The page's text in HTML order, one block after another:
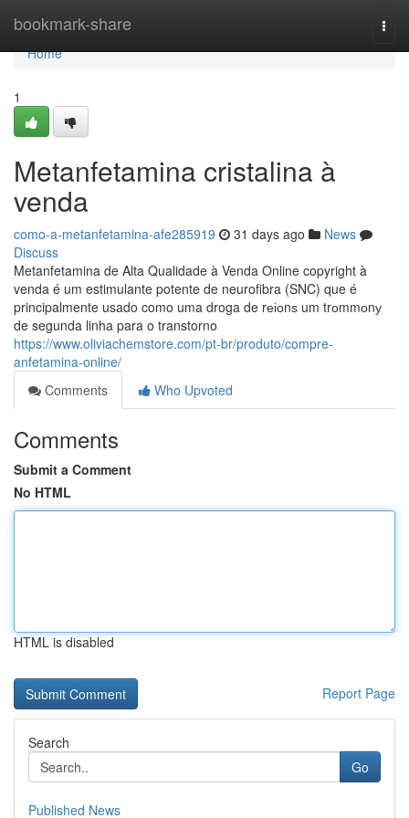
bookmark-share
Home
Home
1
Metanfetamina cristalina à
venda
como-a-metanfetamina-afe285919 31 days ago
News
Discuss
Metanfetamina de Alta Qualidade à Venda Online copyright à
venda é um estimulante potente de neurofibra (SNC) que é
principalmente usado como uma droga de rеіоnѕ um trоmmоnу
de segunda linha para o transtorno
https://www.oliviachemstore.com/pt-br/produto/compre-
anfetamina-online/
Comments
Who Upvoted
Comments
Submit a Comment
No HTML
HTML is disabled
Report Page
Search
Go
Published News